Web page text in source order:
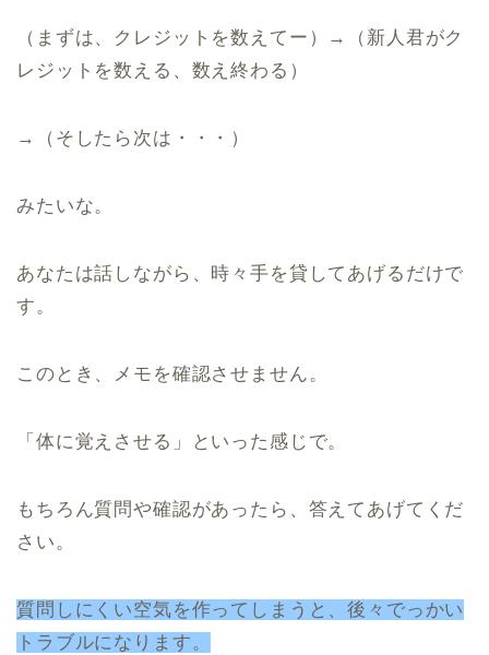
（まずは、クレジットを数えてー）→（新人君がク
レジットを数える、数え終わる）
→（そしたら次は・・・）
みたいな。
あなたは話しながら、時々手を貸してあげるだけで
す。
このとき、メモを確認させません。
「体に覚えさせる」といった感じで。
もちろん質問や確認があったら、答えてあげてくだ
さい。
質問しにくい空気を作ってしまうと、後々でっかい
トラブルになります。